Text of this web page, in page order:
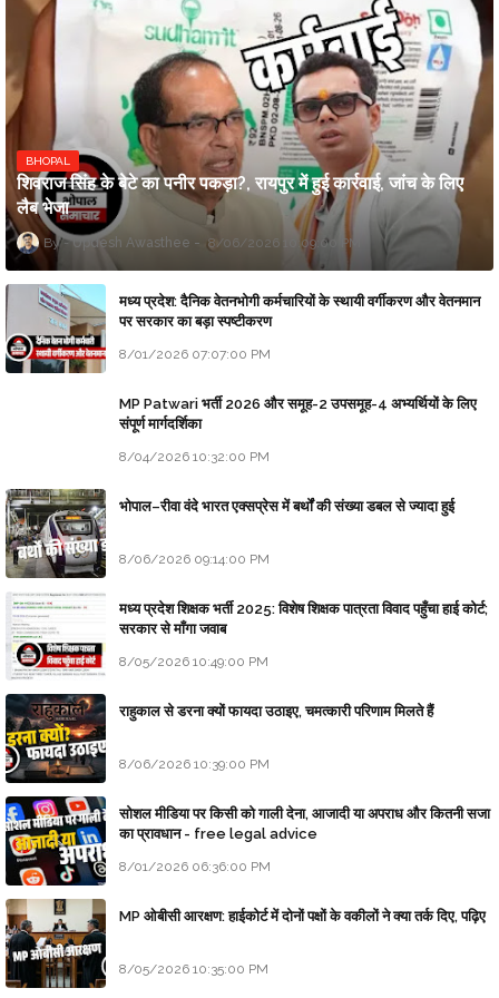
BHOPAL
शिवराज सिंह के बेटे का पनीर पकड़ा?, रायपुर में हुई कार्रवाई, जांच के लिए
लैब भेजा
Updesh Awasthee 8/06/2026 10:09:00 PM
मध्य प्रदेश: दैनिक वेतनभोगी कर्मचारियों के स्थायी वर्गीकरण और वेतनमान
पर सरकार का बड़ा स्पष्टीकरण
8/01/2026 07:07:00 PM
MP Patwari भर्ती 2026 और समूह-2 उपसमूह-4 अभ्यर्थियों के लिए
संपूर्ण मार्गदर्शिका
8/04/2026 10:32:00 PM
भोपाल–रीवा वंदे भारत एक्सप्रेस में बर्थों की संख्या डबल से ज्यादा हुई
8/06/2026 09:14:00 PM
मध्य प्रदेश शिक्षक भर्ती 2025: विशेष शिक्षक पात्रता विवाद पहुँचा हाई कोर्ट;
सरकार से माँगा जवाब
8/05/2026 10:49:00 PM
राहुकाल से डरना क्यों फायदा उठाइए, चमत्कारी परिणाम मिलते हैं
8/06/2026 10:39:00 PM
सोशल मीडिया पर किसी को गाली देना, आजादी या अपराध और कितनी सजा
का प्रावधान - free legal advice
8/01/2026 06:36:00 PM
MP ओबीसी आरक्षण: हाईकोर्ट में दोनों पक्षों के वकीलों ने क्या तर्क दिए, पढ़िए
8/05/2026 10:35:00 PM